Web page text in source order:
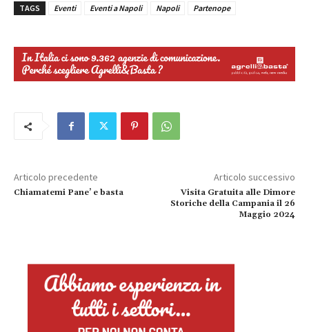
TAGS Eventi Eventi a Napoli Napoli Partenope
Articolo precedente
Chiamatemi Pane’ e basta
Articolo successivo
Visita Gratuita alle Dimore
Storiche della Campania il 26
Maggio 2024